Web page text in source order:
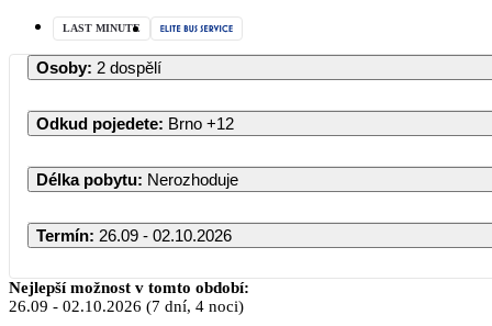
LAST MINUTE
Osoby: 2 dospělí
Odkud pojedete: Brno +12
Délka pobytu: Nerozhoduje
Termín: 26.09 - 02.10.2026
Nejlepší možnost v tomto období:
26.09 - 02.10.2026 (7 dní, 4 noci)